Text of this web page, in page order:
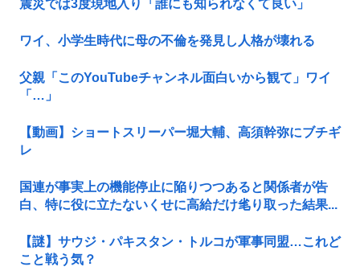
震災では3度現地入り「誰にも知られなくて良い」
ワイ、小学生時代に母の不倫を発見し人格が壊れる
父親「このYouTubeチャンネル面白いから観て」ワイ
「…」
【動画】ショートスリーパー堀大輔、高須幹弥にブチギ
レ
国連が事実上の機能停止に陥りつつあると関係者が告
白、特に役に立たないくせに高給だけ毟り取った結果...
【謎】サウジ・パキスタン・トルコが軍事同盟…これど
こと戦う気？